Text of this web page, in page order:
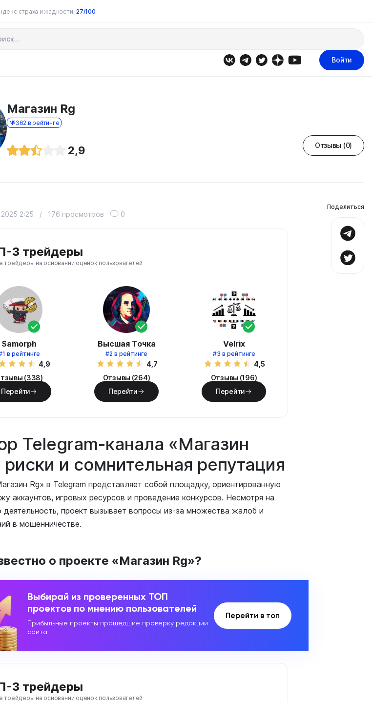
страха и жадности 27/100
Войти
Магазин Rg
№362 в рейтинге
2,9 Отзывы (0)
2:25 / 176 просмотров 0
3 трейдеры
трейдеры на основании оценок пользователей
Samorph
в рейтинге
4,9
(338)
Перейти
Высшая Точка
#2 в рейтинге
4,7
Отзывы (264)
Перейти
Velrix
#3 в рейтинге
4,5
Отзывы (196)
Перейти
Telegram-канала «Магазин
риски и сомнительная репутация
Rg» в Telegram представляет собой площадку, ориентированную
аккаунтов, игровых ресурсов и проведение конкурсов. Несмотря на
деятельность, проект вызывает вопросы из-за множества жалоб и
в мошенничестве.
о проекте «Магазин Rg»?
Выбирай из проверенных ТОП
проектов по мнению пользователей
Прибыльные проекты прошедшие проверку редакции
сайта
Перейти в топ
3 трейдеры
трейдеры на основании оценок пользователей
Поделиться